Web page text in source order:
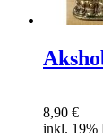
8,90 €
inkl. 19%